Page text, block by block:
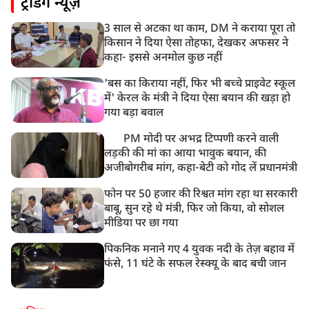
9:23 AM
सलमान खान के घर के बाहर ड्यूटी पर तैनात पुलिसकर्मी की मौत,
अचानक बिगड़ी थी तबीयत
3 साल से अटका था काम, DM ने कराया पूरा तो
किसान ने दिया ऐसा तोहफा, देखकर अफसर ने
कहा- इससे अनमोल कुछ नहीं
'बस का किराया नहीं, फिर भी बच्चे प्राइवेट स्कूल
में' केरल के मंत्री ने दिया ऐसा बयान की खड़ा हो
गया बड़ा बवाल
PM मोदी पर अभद्र टिप्पणी करने वाली
लड़की की मां का आया भावुक बयान, की
अजीबोगरीब मांग, कहा-बेटी को गोद लें प्रधानमंत्री
फोन पर 50 हजार की रिश्वत मांग रहा था सरकारी
बाबू, सुन रहे थे मंत्री, फिर जो किया, वो सोशल
मीडिया पर छा गया
पिकनिक मनाने गए 4 युवक नदी के तेज़ बहाव में
फंसे, 11 घंटे के सफल रेस्क्यू के बाद बची जान